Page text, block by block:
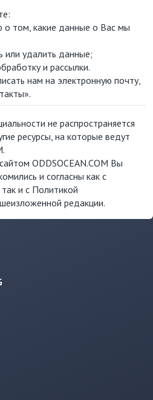
о том, какие данные о Вас мы
или удалить данные;
и рассылки.
нам на электронную почту,
не распространяется
ресурсы, на которые ведут
ODDSOCEAN.COM Вы
и согласны как с
и с Политикой
редакции.